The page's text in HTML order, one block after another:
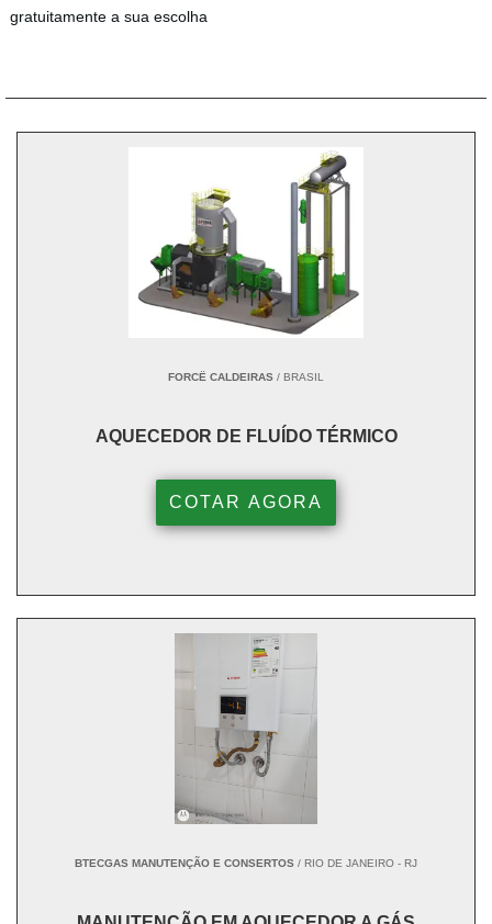
gratuitamente a sua escolha
FORCË CALDEIRAS / BRASIL
AQUECEDOR DE FLUÍDO TÉRMICO
COTAR AGORA
BTECGAS MANUTENÇÃO E CONSERTOS / RIO DE JANEIRO - RJ